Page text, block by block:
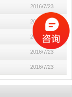
2016/7/23
2016/7/23
2016/7/23
2016/7/23
2016/7/23